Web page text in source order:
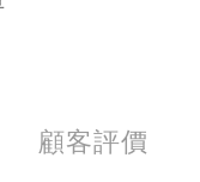
顧客評價